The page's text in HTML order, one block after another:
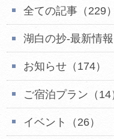
全ての記事（229）
湖白の抄‐最新情報
お知らせ（174）
ご宿泊プラン（14
イベント（26）